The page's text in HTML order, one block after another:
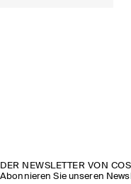
DER NEWSLETTER VON COS
Abonnieren Sie unseren